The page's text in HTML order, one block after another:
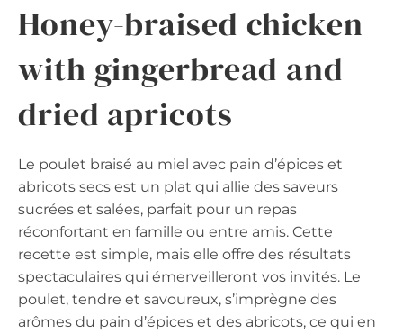
Honey-braised chicken
with gingerbread and
dried apricots
Le poulet braisé au miel avec pain d’épices et
abricots secs est un plat qui allie des saveurs
sucrées et salées, parfait pour un repas
réconfortant en famille ou entre amis. Cette
recette est simple, mais elle offre des résultats
spectaculaires qui émerveilleront vos invités. Le
poulet, tendre et savoureux, s’imprègne des
arômes du pain d’épices et des abricots, ce qui en